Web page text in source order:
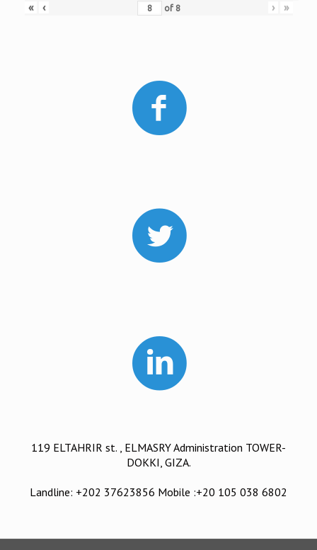
«
‹ of 8 › »
119 ELTAHRIR st. , ELMASRY Administration TOWER-
DOKKI, GIZA.
Landline: +202 37623856 Mobile :+20 105 038 6802